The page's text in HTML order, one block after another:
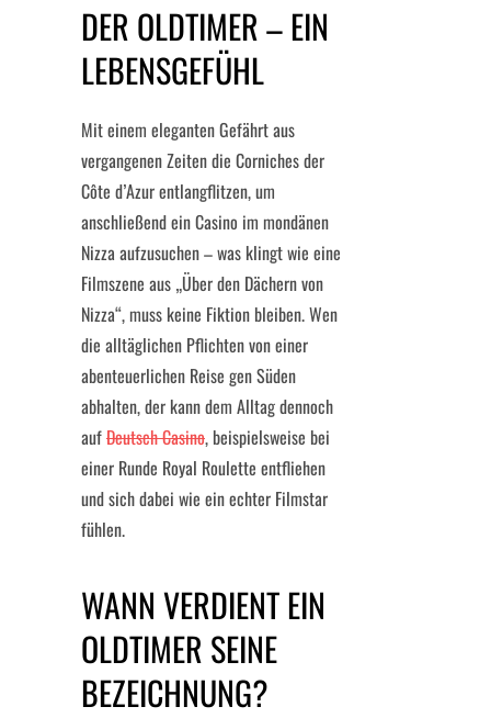
DER OLDTIMER – EIN
LEBENSGEFÜHL
Mit einem eleganten Gefährt aus
vergangenen Zeiten die Corniches der
Côte d’Azur entlangflitzen, um
anschließend ein Casino im mondänen
Nizza aufzusuchen – was klingt wie eine
Filmszene aus „Über den Dächern von
Nizza“, muss keine Fiktion bleiben. Wen
die alltäglichen Pflichten von einer
abenteuerlichen Reise gen Süden
abhalten, der kann dem Alltag dennoch
aufDeutsch Casino, beispielsweise bei
einer Runde Royal Roulette entfliehen
und sich dabei wie ein echter Filmstar
fühlen.
WANN VERDIENT EIN
OLDTIMER SEINE
BEZEICHNUNG?